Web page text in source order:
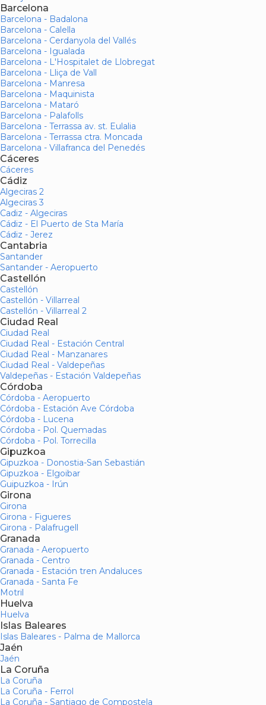
Barcelona
Barcelona - Badalona
Barcelona - Calella
Barcelona - Cerdanyola del Vallés
Barcelona - Igualada
Barcelona - L'Hospitalet de Llobregat
Barcelona - Lliça de Vall
Barcelona - Manresa
Barcelona - Maquinista
Barcelona - Mataró
Barcelona - Palafolls
Barcelona - Terrassa av. st. Eulalia
Barcelona - Terrassa ctra. Moncada
Barcelona - Villafranca del Penedés
Cáceres
Cáceres
Cádiz
Algeciras 2
Algeciras 3
Cadiz - Algeciras
Cádiz - El Puerto de Sta María
Cádiz - Jerez
Cantabria
Santander
Santander - Aeropuerto
Castellón
Castellón
Castellón - Villarreal
Castellón - Villarreal 2
Ciudad Real
Ciudad Real
Ciudad Real - Estación Central
Ciudad Real - Manzanares
Ciudad Real - Valdepeñas
Valdepeñas - Estación Valdepeñas
Córdoba
Córdoba - Aeropuerto
Córdoba - Estación Ave Córdoba
Córdoba - Lucena
Córdoba - Pol. Quemadas
Córdoba - Pol. Torrecilla
Gipuzkoa
Gipuzkoa - Donostia-San Sebastián
Gipuzkoa - Elgoibar
Guipuzkoa - Irún
Girona
Girona
Girona - Figueres
Girona - Palafrugell
Granada
Granada - Aeropuerto
Granada - Centro
Granada - Estación tren Andaluces
Granada - Santa Fe
Motril
Huelva
Huelva
Islas Baleares
Islas Baleares - Palma de Mallorca
Jaén
Jaén
La Coruña
La Coruña
La Coruña - Ferrol
La Coruña - Santiago de Compostela